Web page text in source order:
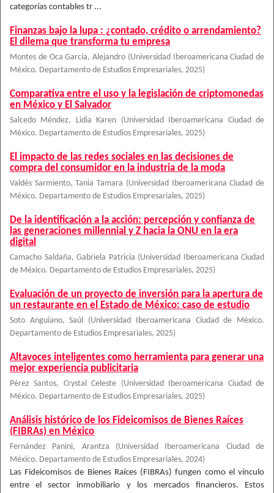
categorías contables tr ...
Finanzas bajo la lupa : ¿contado, crédito o arrendamiento?
El dilema que transforma tu empresa
Montes de Oca García, Alejandro (Universidad Iberoamericana Ciudad de
México. Departamento de Estudios Empresariales, 2025)
Comparativa entre el uso y la legislación de criptomonedas
en México y El Salvador
Salcedo Méndez, Lidia Karen (Universidad Iberoamericana Ciudad de
México. Departamento de Estudios Empresariales, 2025)
El impacto de las redes sociales en las decisiones de
compra del consumidor en la industria de la moda
Valdés Sarmiento, Tania Tamara (Universidad Iberoamericana Ciudad de
México. Departamento de Estudios Empresariales, 2025)
De la identificación a la acción: percepción y confianza de
las generaciones millennial y Z hacia la ONU en la era
digital
Camacho Saldaña, Gabriela Patricia (Universidad Iberoamericana Ciudad
de México. Departamento de Estudios Empresariales, 2025)
Evaluación de un proyecto de inversión para la apertura de
un restaurante en el Estado de México: caso de estudio
Soto Anguiano, Saúl (Universidad Iberoamericana Ciudad de México.
Departamento de Estudios Empresariales, 2025)
Altavoces inteligentes como herramienta para generar una
mejor experiencia publicitaria
Pérez Santos, Crystal Celeste (Universidad Iberoamericana Ciudad de
México. Departamento de Estudios Empresariales, 2025)
Análisis histórico de los Fideicomisos de Bienes Raíces
(FIBRAs) en México
Fernández Panini, Arantza (Universidad Iberoamericana Ciudad de
México. Departamento de Estudios Empresariales, 2024)
Las Fideicomisos de Bienes Raíces (FIBRAs) fungen como el vínculo
entre el sector inmobiliario y los mercados financieros. Estos